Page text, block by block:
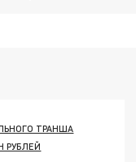
ТРАНША
РУБЛЕЙ